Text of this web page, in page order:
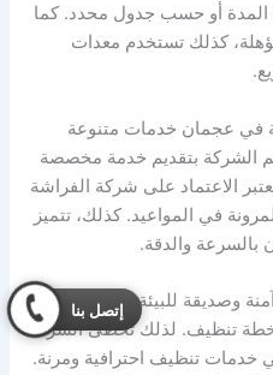
أو حسب جدول محدد. كما
كذلك تستخدم معدات
في عجمان خدمات متنوعة
الشركة بتقديم خدمة مخصصة
الاعتماد على شركة الفراشة
في المواعيد. كذلك، تتميز
والدقة.
وصديقة للبيئة، أيضا تقدم
خطة تنظيف. لذلك تحظى الشركة
خدمات تنظيف احترافية ومرنة.
إتصل بنا